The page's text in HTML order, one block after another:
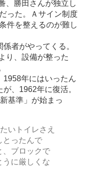
、勝田さんが独立し
った。Ａサイン制度
件を整えるのが難し
者がやってくる。
り、設備が整った
年にはいったん
、1962年に復活。
基準」が始まっ
いトイレさえ
とったんで
、ブロックで
うに厳しくな